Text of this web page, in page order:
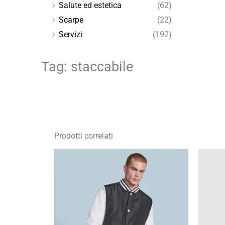
Salute ed estetica
(62)
Scarpe
(22)
Servizi
(192)
Tag: staccabile
Prodotti correlati
prezzo:
25,58 €
a
36,54 €